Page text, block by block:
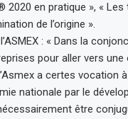
en pratique », «
de l’origine ».
: « Dans la
pour aller vers
a certes vocation
nationale par le
être